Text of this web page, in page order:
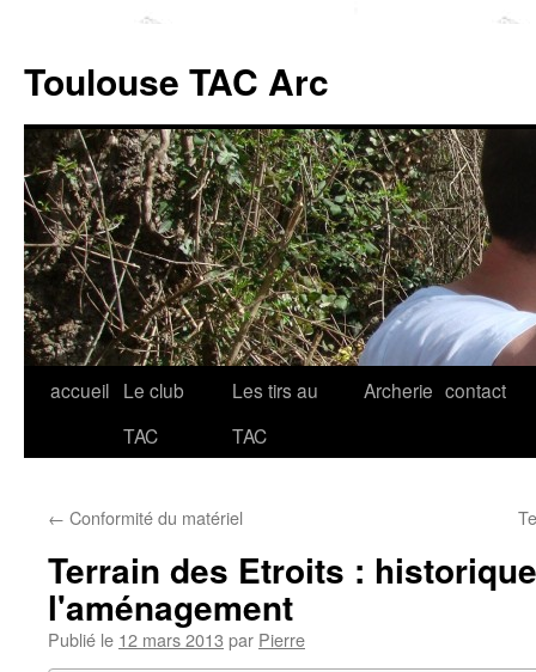
Toulouse TAC Arc
Aller
accueil Le club
TAC
Les tirs au
TAC
Archerie contact
← Conformité du matériel
Terrain des Etroits :
l'aménagement
Publié le 12 mars 2013 par Pierre